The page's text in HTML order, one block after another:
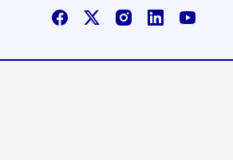
FacebookX / TwitterInstagram
LinkedInYoutube